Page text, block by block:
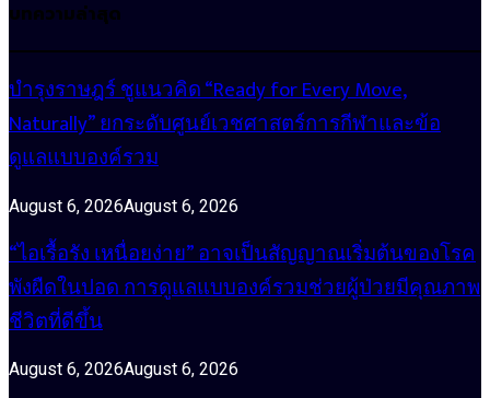
บทความล่าสุด
บำรุงราษฎร์ ชูแนวคิด “Ready for Every Move,
Naturally” ยกระดับศูนย์เวชศาสตร์การกีฬาและข้อ
ดูแลแบบองค์รวม
August 6, 2026August 6, 2026
“ไอเรื้อรัง เหนื่อยง่าย” อาจเป็นสัญญาณเริ่มต้นของโรค
พังผืดในปอด การดูแลแบบองค์รวมช่วยผู้ป่วยมีคุณภาพ
ชีวิตที่ดีขึ้น
August 6, 2026August 6, 2026